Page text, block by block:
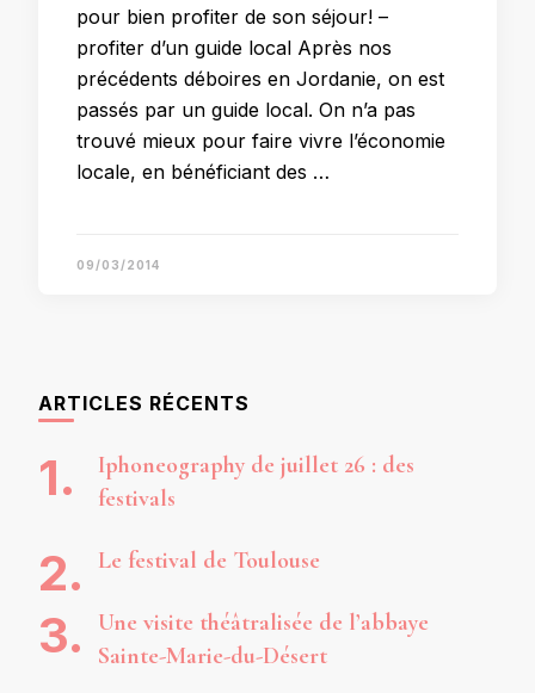
pour bien profiter de son séjour! –
profiter d’un guide local Après nos
précédents déboires en Jordanie, on est
passés par un guide local. On n’a pas
trouvé mieux pour faire vivre l’économie
locale, en bénéficiant des …
09/03/2014
ARTICLES RÉCENTS
Iphoneography de juillet 26 : des
festivals
Le festival de Toulouse
Une visite théâtralisée de l’abbaye
Sainte-Marie-du-Désert